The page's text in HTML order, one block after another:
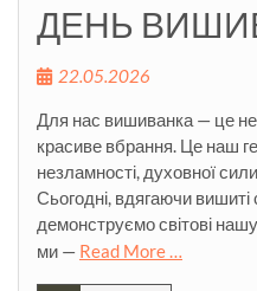
ДЕНЬ
22.05.2026
Для нас вишиванка — це не
красиве вбрання. Це наш
незламності, духовної
Сьогодні, вдягаючи
демонструємо світові
ми — Read More …